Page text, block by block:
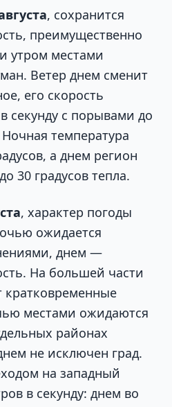
, сохранится
преимущественно
утром местами
Ветер днем сменит
его скорость
секунду с порывами до
температура
а днем регион
30 градусов тепла.
, характер погоды
ожидается
днем —
На большей части
кратковременные
местами ожидаются
районах
не исключен град.
на западный
в секунду: днем во